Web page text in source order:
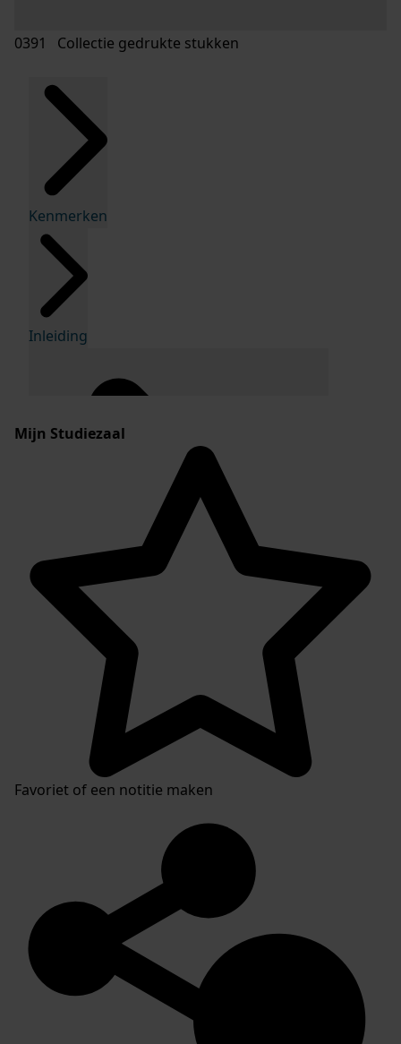
0391 Collectie gedrukte stukken
Kenmerken
Inleiding
Inventaris van de collectie gedrukte stukken
Mijn Studiezaal
Favoriet of een notitie maken